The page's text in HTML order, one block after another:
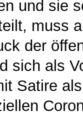
und sie
muss
der
sich als
Satire